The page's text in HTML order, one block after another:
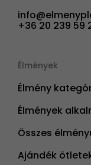
+36 20 239 59
Élmények
Élmény
Élmények
Összes
Ajándék